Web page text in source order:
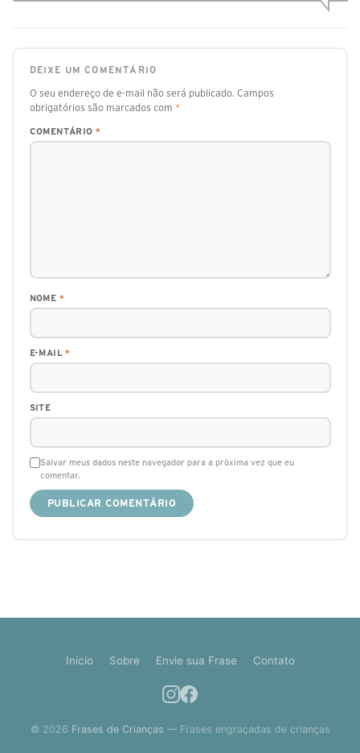
DEIXE UM COMENTÁRIO
O seu endereço de e-mail não será publicado. Campos
obrigatórios são marcados com *
COMENTÁRIO *
NOME *
E-MAIL*
SITE
Salvar meus dados neste navegador para a próxima vez que eu
comentar.
Início Sobre Envie sua Frase Contato
© 2026 Frases de Crianças — Frases engraçadas de crianças